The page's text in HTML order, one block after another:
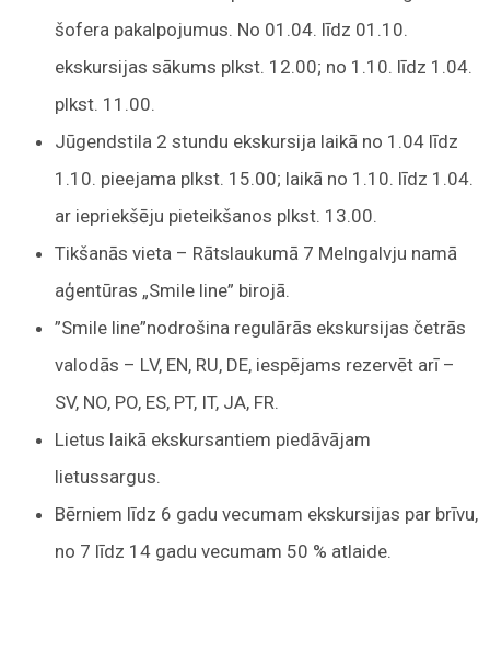
šofera pakalpojumus. No 01.04. līdz 01.10.
ekskursijas sākums plkst. 12.00; no 1.10. līdz 1.04.
plkst. 11.00.
Jūgendstila 2 stundu ekskursija laikā no 1.04 līdz
1.10. pieejama plkst. 15.00; laikā no 1.10. līdz 1.04.
ar iepriekšēju pieteikšanos plkst. 13.00.
Tikšanās vieta – Rātslaukumā 7 Melngalvju namā
aģentūras „Smile line” birojā.
”Smile line”nodrošina regulārās ekskursijas četrās
valodās – LV, EN, RU, DE, iespējams rezervēt arī –
SV, NO, PO, ES, PT, IT, JA, FR.
Lietus laikā ekskursantiem piedāvājam
lietussargus.
Bērniem līdz 6 gadu vecumam ekskursijas par brīvu,
no 7 līdz 14 gadu vecumam 50 % atlaide.